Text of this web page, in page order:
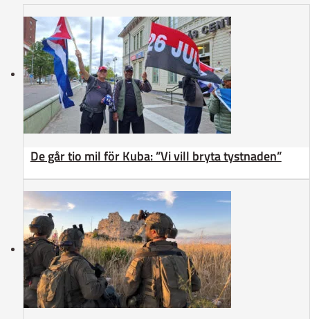
De går tio mil för Kuba: ”Vi vill bryta tystnaden”